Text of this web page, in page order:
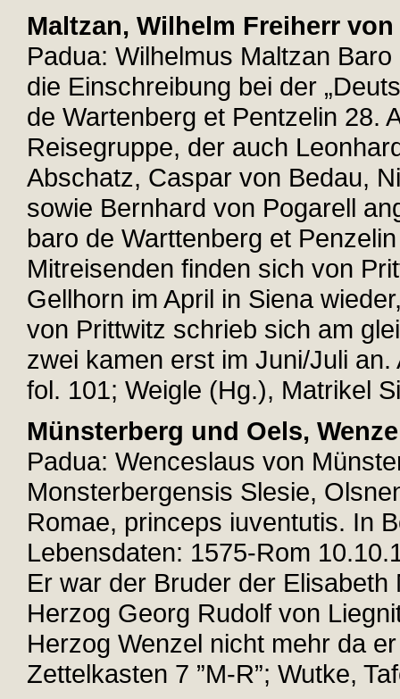
Maltzan, Wilhelm Freiherr von
Padua: Wilhelmus Maltzan
die Einschreibung bei der
de Wartenberg et Pentzelin 28.
Reisegruppe, der auch
Abschatz, Caspar von Bedau,
sowie Bernhard von Pogarell
baro de Warttenberg et
Mitreisenden finden sich von
Gellhorn im April in Siena
von Prittwitz schrieb sich am
zwei kamen erst im Juni/Juli
fol. 101; Weigle (Hg.), Matrikel
Münsterberg und Oels,
Padua: Wenceslaus von
Monsterbergensis Slesie,
Romae, princeps iuventutis. In
Lebensdaten: 1575-Rom
Er war der Bruder der
Herzog Georg Rudolf von
Herzog Wenzel nicht mehr da
Zettelkasten 7 ”M-R”; Wutke,